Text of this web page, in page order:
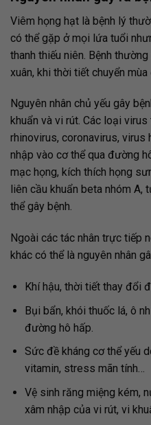
Viêm họng hạt là bệnh lý
có thể gặp ở mọi lứa tuổi
thanh thiếu niên. Bệnh
xuân, khi thời tiết chuyển mùa
Nguyên nhân chủ yếu gây
khuẩn và vi rút. Các loại
rhinovirus, coronavirus, virus
nhập vào cơ thể qua đường
mạc họng, kích thích họng
liên cầu khuẩn beta nhóm A,
thể gây bệnh.
Ngoài các tác nhân trực tiếp
khác có thể là nguyên nhân
Khí hậu, thời tiết thay đổi
Bụi bẩn, khói thuốc lá, ô
đường hô hấp.
Sức đề kháng cơ thể yếu
vitamin, stress mãn tính…
Vệ sinh răng miệng kém,
xâm nhập của vi rút, vi